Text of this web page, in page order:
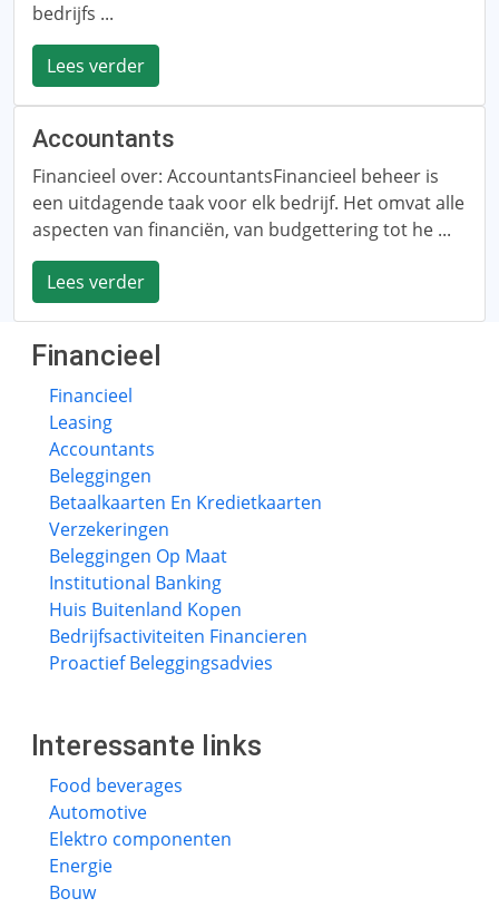
bedrijfs ...
Lees verder
Accountants
Financieel over: AccountantsFinancieel beheer is
een uitdagende taak voor elk bedrijf. Het omvat alle
aspecten van financiën, van budgettering tot he ...
Lees verder
Financieel
Financieel
Leasing
Accountants
Beleggingen
Betaalkaarten En Kredietkaarten
Verzekeringen
Beleggingen Op Maat
Institutional Banking
Huis Buitenland Kopen
Bedrijfsactiviteiten Financieren
Proactief Beleggingsadvies
Interessante links
Food beverages
Automotive
Elektro componenten
Energie
Bouw